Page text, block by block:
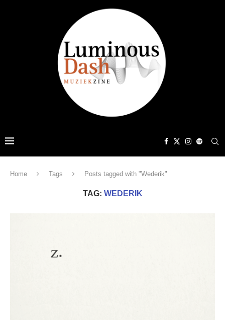
Home Tags Posts tagged with "Wederik"
TAG: WEDERIK